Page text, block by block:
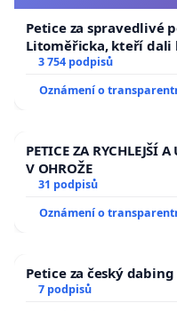
Petice za spravedlivé
Litoměřicka, kteří dali
a umírání zvířete
3 754 podpisů
Oznámení o
PETICE ZA RYCHLEJŠÍ
V OHROŽE
31 podpisů
Oznámení o
Petice za český
7 podpisů